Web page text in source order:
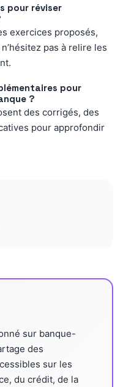
pour réviser
exercices proposés,
pas à relire les
pour
?
des corrigés, des
pour approfondir
sur banque-
des
sur les
du crédit, de la